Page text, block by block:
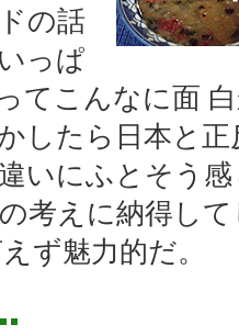
の話
っぱ
てこんなに面
したら日本と
いにふとそう
考えに納得し
ず魅力的だ。